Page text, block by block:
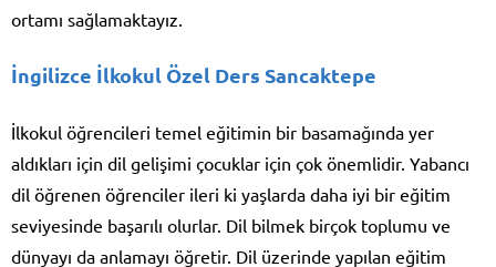
ortamı sağlamaktayız.
İngilizce İlkokul Özel Ders Sancaktepe
İlkokul öğrencileri temel eğitimin bir basamağında yer
aldıkları için dil gelişimi çocuklar için çok önemlidir. Yabancı
dil öğrenen öğrenciler ileri ki yaşlarda daha iyi bir eğitim
seviyesinde başarılı olurlar. Dil bilmek birçok toplumu ve
dünyayı da anlamayı öğretir. Dil üzerinde yapılan eğitim